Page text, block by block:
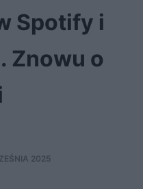
Spotify i
Znowu o
2025